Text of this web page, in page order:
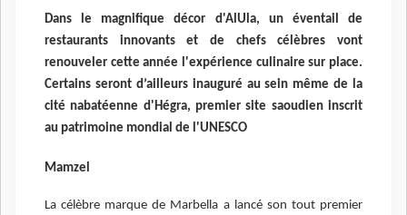
Dans le magnifique décor d'AlUla, un éventail de
restaurants innovants et de chefs célèbres vont
renouveler cette année l'expérience culinaire sur place.
Certains seront d’ailleurs inauguré au sein même de la
cité nabatéenne d'Hégra, premier site saoudien inscrit
au patrimoine mondial de l'UNESCO
Mamzel
La célèbre marque de Marbella a lancé son tout premier